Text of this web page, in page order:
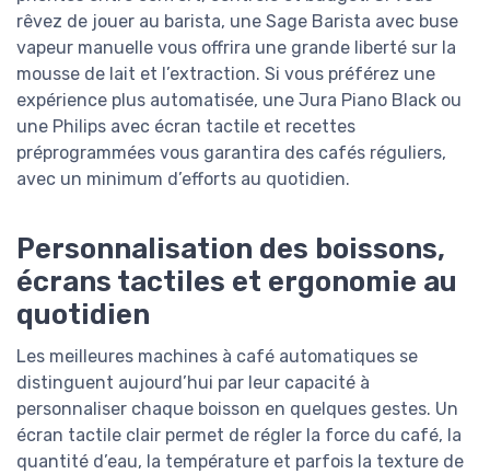
rêvez de jouer au barista, une Sage Barista avec buse
vapeur manuelle vous offrira une grande liberté sur la
mousse de lait et l’extraction. Si vous préférez une
expérience plus automatisée, une Jura Piano Black ou
une Philips avec écran tactile et recettes
préprogrammées vous garantira des cafés réguliers,
avec un minimum d’efforts au quotidien.
Personnalisation des boissons,
écrans tactiles et ergonomie au
quotidien
Les meilleures machines à café automatiques se
distinguent aujourd’hui par leur capacité à
personnaliser chaque boisson en quelques gestes. Un
écran tactile clair permet de régler la force du café, la
quantité d’eau, la température et parfois la texture de